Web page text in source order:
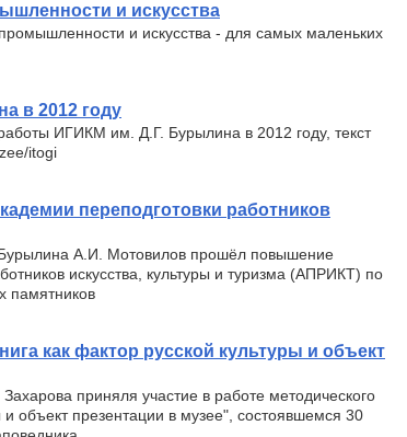
и искусства
и искусства - для самых маленьких
в 2012 году
ИГИКМ им. Д.Г. Бурылина в 2012 году, текст
itogi
переподготовки работников
А.И. Мотовилов прошёл повышение
искусства, культуры и туризма (АПРИКТ) по
памятников
как фактор русской культуры и объект
приняля участие в работе методического
объект презентации в музее", состоявшемся 30